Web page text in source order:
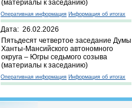
(материалы к заседанию)
Оперативная информация Информация об итогах
Дата: 26.02.2026
Пятьдесят четвертое заседание Думы
Ханты-Мансийского автономного
округа – Югры седьмого созыва
(материалы к заседанию)
Оперативная информация Информация об итогах